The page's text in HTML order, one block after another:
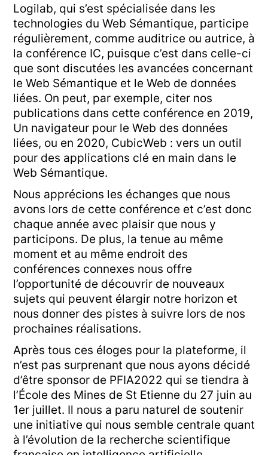
Logilab, qui s’est spécialisée dans les
technologies du Web Sémantique, participe
régulièrement, comme auditrice ou autrice, à
la conférence IC, puisque c’est dans celle-ci
que sont discutées les avancées concernant
le Web Sémantique et le Web de données
liées. On peut, par exemple, citer nos
publications dans cette conférence en 2019,
Un navigateur pour le Web des données
liées, ou en 2020, CubicWeb : vers un outil
pour des applications clé en main dans le
Web Sémantique.
Nous apprécions les échanges que nous
avons lors de cette conférence et c’est donc
chaque année avec plaisir que nous y
participons. De plus, la tenue au même
moment et au même endroit des
conférences connexes nous offre
l’opportunité de découvrir de nouveaux
sujets qui peuvent élargir notre horizon et
nous donner des pistes à suivre lors de nos
prochaines réalisations.
Après tous ces éloges pour la plateforme, il
n’est pas surprenant que nous ayons décidé
d’être sponsor de PFIA2022 qui se tiendra à
l’École des Mines de St Etienne du 27 juin au
1er juillet. Il nous a paru naturel de soutenir
une initiative qui nous semble centrale quant
à l’évolution de la recherche scientifique